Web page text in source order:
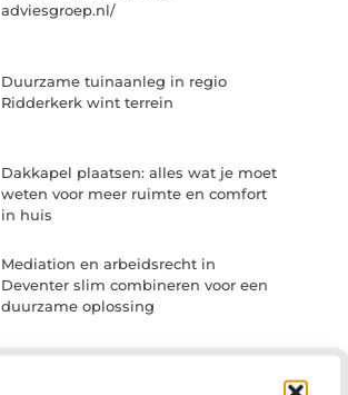
adviesgroep.nl/
Duurzame tuinaanleg in regio
Ridderkerk wint terrein
Dakkapel plaatsen: alles wat je moet
weten voor meer ruimte en comfort
in huis
Mediation en arbeidsrecht in
Deventer slim combineren voor een
duurzame oplossing
Brandklasse B als stevige basis voor